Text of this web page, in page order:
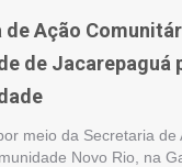
de Ação
de Jacarepaguá
meio da Secretaria
Novo Rio, na